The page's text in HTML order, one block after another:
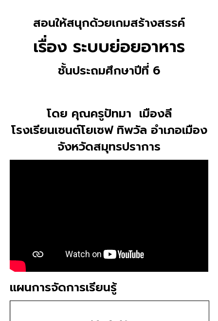
สอนให้สนุกด้วยเกมสร้างสรรค์
เรื่อง ระบบย่อยอาหาร
ชั้นประถมศึกษาปีที่ 6
โดย คุณครูปัทมา เมืองลี
โรงเรียนเซนต์โยเซฟ ทิพวัล อำเภอเมือง
จังหวัดสมุทรปราการ
แผนการจัดการเรียนรู้